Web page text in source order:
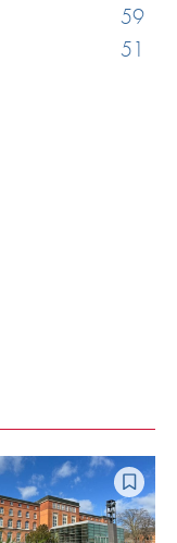
59
51